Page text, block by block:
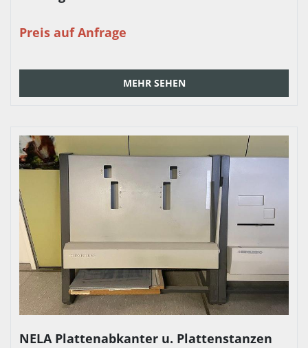
Preis auf Anfrage
MEHR SEHEN
NELA Plattenabkanter u. Plattenstanzen